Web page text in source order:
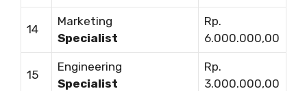
14
Marketing
Specialist
Rp.
6.000.000,00
15
Engineering
Specialist
Rp.
3.000.000,00